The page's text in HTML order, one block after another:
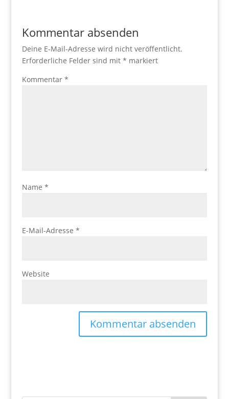
Kommentar absenden
Deine E-Mail-Adresse wird nicht veröffentlicht.
Erforderliche Felder sind mit * markiert
Kommentar *
Name *
E-Mail-Adresse *
Website